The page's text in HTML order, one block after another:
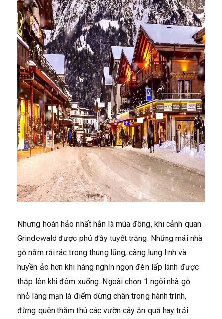
Nhưng hoàn hảo nhất hẳn là mùa đông, khi cảnh quan
Grindewald được phủ đầy tuyết trắng. Những mái nhà
gỗ nằm rải rác trong thung lũng, càng lung linh và
huyền ảo hơn khi hàng nghìn ngọn đèn lấp lánh được
thắp lên khi đêm xuống. Ngoài chọn 1 ngôi nhà gỗ
nhỏ lãng mạn là điểm dừng chân trong hành trình,
đừng quên thăm thú các vườn cây ăn quả hay trải